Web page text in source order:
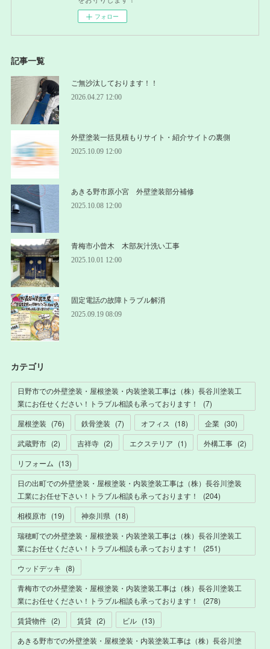
フォロー
記事一覧
ご無沙汰しております！！
2026.04.27 12:00
外壁塗装一括見積もりサイト・紹介サイトの裏側
2025.10.09 12:00
あきる野市原小宮 外壁塗装部分補修
2025.10.08 12:00
青梅市小曾木 木部灰汁洗い工事
2025.10.01 12:00
固定電話の故障トラブル解消
2025.09.19 08:09
カテゴリ
日野市での外壁塗装・屋根塗装・内装塗装工事は（株）長谷川塗装工
業にお任せください！トラブル相談も承っております！
(7)
屋根塗装 (76) 鉄骨塗装 (7) オフィス (18) 企業 (30)
武蔵野市 (2) 吉祥寺 (2) エクステリア (1) 外構工事 (2)
リフォーム (13)
日の出町での外壁塗装・屋根塗装・内装塗装工事は（株）長谷川塗装
工業にお任せ下さい！トラブル相談も承っております！
(204)
相模原市 (19) 神奈川県 (18)
瑞穂町での外壁塗装・屋根塗装・内装塗装工事は（株）長谷川塗装工
業にお任せください！トラブル相談も承っております！
(251)
ウッドデッキ (8)
青梅市での外壁塗装・屋根塗装・内装塗装工事は（株）長谷川塗装工
業にお任せください！トラブル相談も承っております！
(278)
賃貸物件 (2) 賃貸 (2) ビル (13)
あきる野市での外壁塗装・屋根塗装・内装塗装工事は（株）長谷川塗